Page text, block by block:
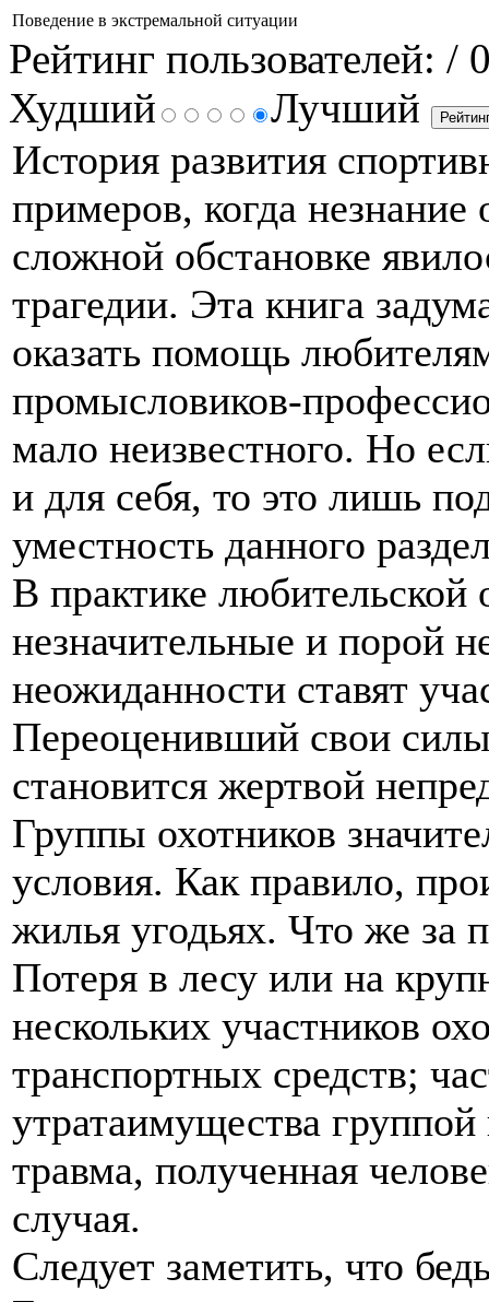
Поведение в экстремальной ситуации
Рейтинг пользователей: /
Худший
Лучший
История развития
примеров, когда незнание
сложной обстановке
трагедии. Эта книга
оказать помощь
промысловиков-
мало неизвестного. Но
и для себя, то это лишь
уместность данного
В практике
незначительные и порой
неожиданности ставят
Переоценивший свои
становится жертвой
Группы охотников
условия. Как правило,
жилья угодьях. Что же за
Потеря в лесу или на
нескольких участников
транспортных средств;
утратаимущества
травма, полученная
случая.
Следует заметить, что